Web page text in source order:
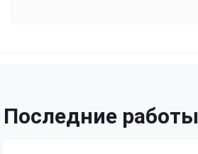
Последние работы